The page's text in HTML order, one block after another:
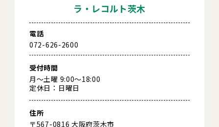
ラ・レコルト茨木
電話
072-626-2600
受付時間
月～土曜 9:00～18:00
定休日：日曜日
住所
〒567-0816 大阪府茨木市